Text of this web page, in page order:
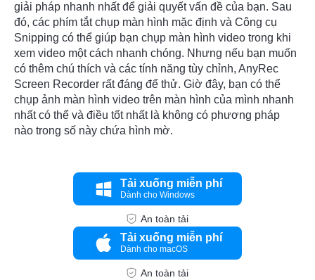
giải pháp nhanh nhất để giải quyết vấn đề của bạn. Sau
đó, các phím tắt chụp màn hình mặc định và Công cụ
Snipping có thể giúp bạn chụp màn hình video trong khi
xem video một cách nhanh chóng. Nhưng nếu bạn muốn
có thêm chú thích và các tính năng tùy chỉnh, AnyRec
Screen Recorder rất đáng để thử. Giờ đây, bạn có thể
chụp ảnh màn hình video trên màn hình của mình nhanh
nhất có thể và điều tốt nhất là không có phương pháp
nào trong số này chứa hình mờ.
Tải xuống miễn phí
Dành cho Windows
An toàn tải
Tải xuống miễn phí
Dành cho macOS
An toàn tải